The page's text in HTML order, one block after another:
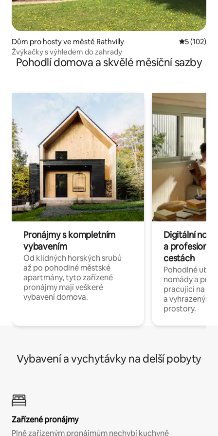
Dům pro hosty ve městě Rathvilly Průměrné
5 (102)
Žvýkačky s výhledem do zahrady
Pohodlí domova a skvělé měsíční sazby
Pronájmy s kompletním
vybavením
Od klidných horských srubů
až po pohodlné městské
apartmány, tyto zařízené
pronájmy mají veškeré
vybavení domova.
Digitální
a
cestách
Pohodlné
nomády a
pracující na
a vyhrazenými
prostory.
Vybavení a vychytávky na delší pobyty
Zařízené pronájmy
Plně zařízeným pronájmům nechybí kuchyně